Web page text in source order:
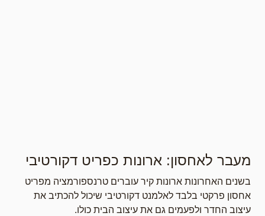
מעבר לאחסון: ארונות כפריט דקורטיבי
בשנים האחרונות ארונות קיר עוברים טרנספורמציה מפריט
אחסון פרקטי בלבד לאלמנט דקורטיבי שיכול להכתיב את
עיצוב החדר ולפעמים גם את עיצוב הבית כולו.